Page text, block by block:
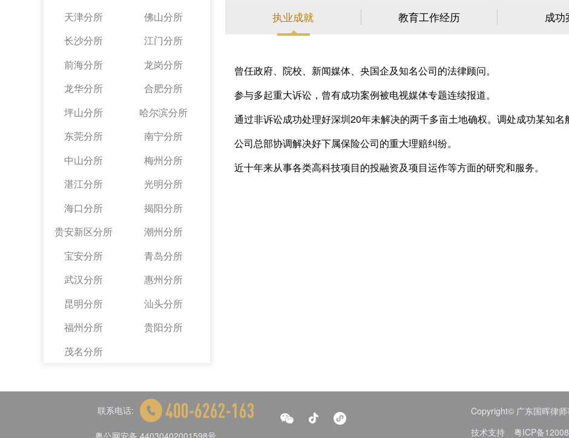
天津分所
佛山分所
长沙分所
江门分所
前海分所
龙岗分所
龙华分所
合肥分所
坪山分所
哈尔滨分所
东莞分所
南宁分所
中山分所
梅州分所
湛江分所
光明分所
海口分所
揭阳分所
贵安新区分所
潮州分所
宝安分所
青岛分所
武汉分所
惠州分所
昆明分所
汕头分所
福州分所
贵阳分所
茂名分所
执业成就
教育工作经历 成功
曾任政府、院校、新闻媒体、央国企及知名公司的法律顾问。
参与多起重大诉讼，曾有成功案例被电视媒体专题连续报道。
通过非诉讼成功处理好深圳20年未解决的两千多亩土地确权。调处成功某知
公司总部协调解决好下属保险公司的重大理赔纠纷。
近十年来从事各类高科技项目的投融资及项目运作等方面的研究和服务。
联系电话:
粤公网安备 44030402001598号
Copyright© 广东国晖律
技术支持
粤ICP备